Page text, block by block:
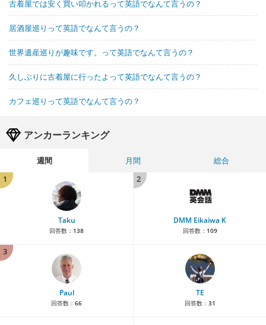
古着屋では安く買い叩かれるって英語でなんて言うの？
居酒屋巡りって英語でなんて言うの？
世界遺産巡りが趣味です。って英語でなんて言うの？
久しぶりに古着屋に行ったよって英語でなんて言うの？
カフェ巡りって英語でなんて言うの？
アンカーランキング
週間 月間
総合
1
Taku
回答数： 138
2
DMM Eikaiwa K
回答数： 109
3
Paul
回答数： 66
TE
回答数： 31